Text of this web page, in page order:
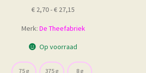
€ 2,70-€ 27,15
tot
Merk: De Theefabriek
Op voorraad
75 g 375 g 8 g